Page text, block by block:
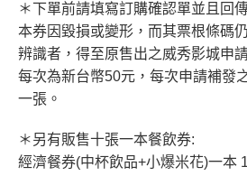
＊下單前請填寫訂購確認單並且回
本券因毀損或變形，而其票根條碼
辨識者，得至原售出之威秀影城申
每次為新台幣50元，每次申請補發
一張。
＊另有販售十張一本餐飲券:
經濟餐券(中杯飲品+小爆米花)一本